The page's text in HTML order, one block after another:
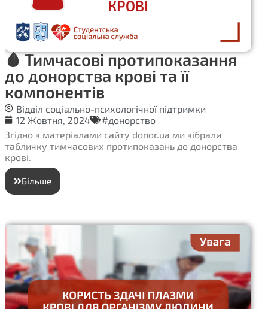
🩸 Тимчасові протипоказання
до донорства крові та її
компонентів
Відділ соціально-психологічної підтримки
12 Жовтня, 2024
#донорство
Згідно з матеріалами сайту donor.ua ми зібрали
табличку тимчасових протипоказань до донорства
крові.
Більше